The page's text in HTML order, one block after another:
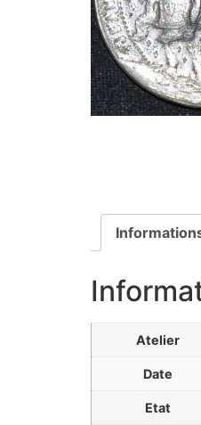
Atelier
Date
Etat